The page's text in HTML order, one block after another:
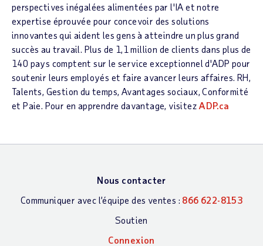
perspectives inégalées alimentées par l'IA et notre
expertise éprouvée pour concevoir des solutions
innovantes qui aident les gens à atteindre un plus grand
succès au travail. Plus de 1,1 million de clients dans plus de
140 pays comptent sur le service exceptionnel d'ADP pour
soutenir leurs employés et faire avancer leurs affaires. RH,
Talents, Gestion du temps, Avantages sociaux, Conformité
et Paie. Pour en apprendre davantage, visitez ADP.ca
Nous contacter
Communiquer avec l’équipe des ventes : 866 622-8153
Soutien
Connexion